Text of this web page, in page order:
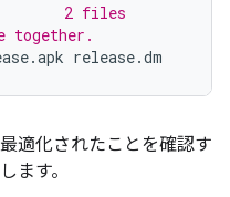
2 files
together.
release.dm
適化されたことを確認す
ます。